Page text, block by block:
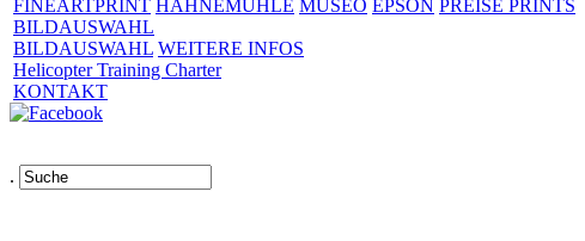
FINEARTPRINT HAHNEMÜHLE MUSEO EPSON PREISE PRINTS
BILDAUSWAHL
BILDAUSWAHL WEITERE INFOS
Helicopter Training Charter
KONTAKT
.